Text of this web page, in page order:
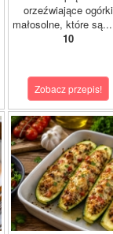
orzeźwiające ogórki
małosolne, które są...
10
Zobacz przepis!